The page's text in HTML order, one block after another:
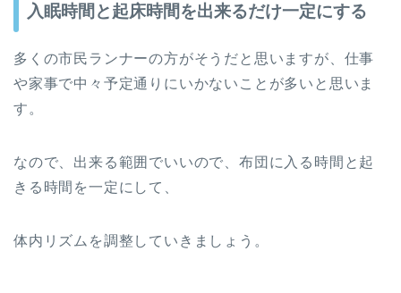
入眠時間と起床時間を出来るだけ一定にする
多くの市民ランナーの方がそうだと思いますが、仕事
や家事で中々予定通りにいかないことが多いと思いま
す。
なので、出来る範囲でいいので、布団に入る時間と起
きる時間を一定にして、
体内リズムを調整していきましょう。